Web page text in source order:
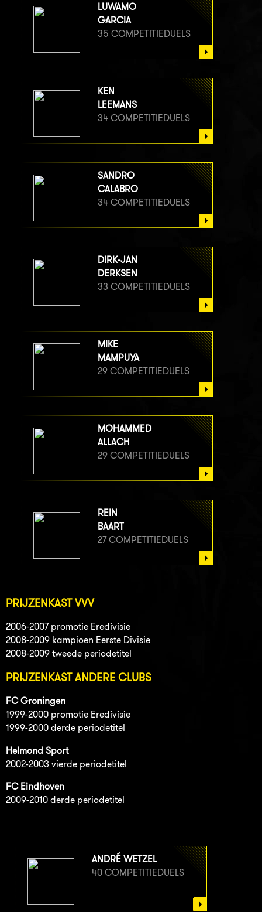
LUWAMO
GARCIA
35 COMPETITIEDUELS
KEN
LEEMANS
34 COMPETITIEDUELS
SANDRO
CALABRO
34 COMPETITIEDUELS
DIRK-JAN
DERKSEN
33 COMPETITIEDUELS
MIKE
MAMPUYA
29 COMPETITIEDUELS
MOHAMMED
ALLACH
29 COMPETITIEDUELS
REIN
BAART
27 COMPETITIEDUELS
PRIJZENKAST VVV
2006-2007 promotie Eredivisie
2008-2009 kampioen Eerste Divisie
2008-2009 tweede periodetitel
PRIJZENKAST ANDERE CLUBS
FC Groningen
1999-2000 promotie Eredivisie
1999-2000 derde periodetitel
Helmond Sport
2002-2003 vierde periodetitel
FC Eindhoven
2009-2010 derde periodetitel
ANDRÉ WETZEL
40 COMPETITIEDUELS